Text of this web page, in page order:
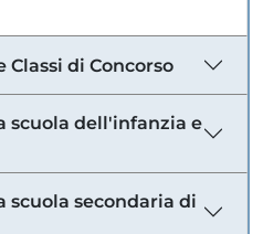
Classi di Concorso
scuola dell'infanzia e
scuola secondaria di